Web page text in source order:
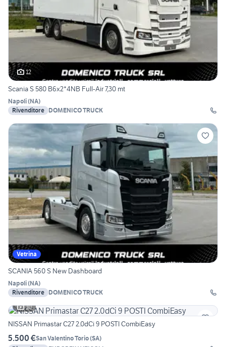
12
Scania S 580 B6x2*4NB Full-Air 7,30 mt
Napoli(NA)
Rivenditore DOMENICO TRUCK
Vetrina
SCANIA 560 S New Dashboard
Napoli(NA)
Rivenditore DOMENICO TRUCK
10
NISSAN Primastar C27 2.0dCi 9 POSTI CombiEasy
5.500 €San Valentino Torio(SA)